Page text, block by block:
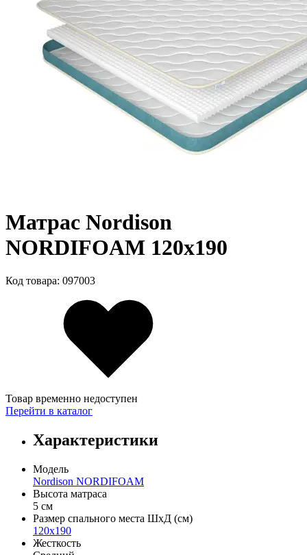
Матрас Nordison
NORDIFOAM 120х190
Код товара: 097003
Товар временно недоступен
Перейти в каталог
Характеристики
Модель
Nordison NORDIFOAM
Высота матраса
5 см
Размер спального места ШхД (см)
120х190
Жесткость